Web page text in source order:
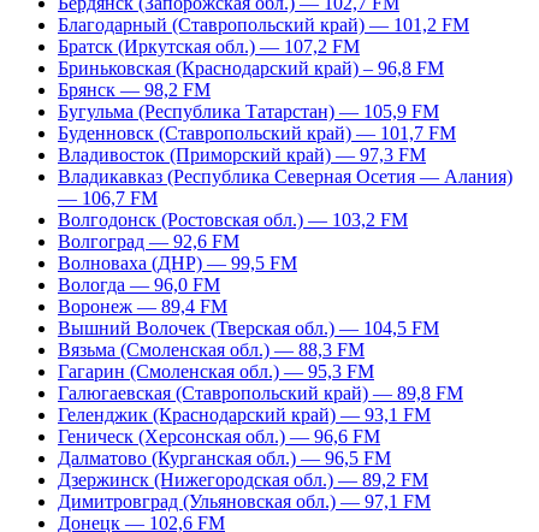
Благодарный (Ставропольский край) — 101,2 FM
Братск (Иркутская обл.) — 107,2 FM
Бриньковская (Краснодарский край) – 96,8 FM
Брянск — 98,2 FM
Бугульма (Республика Татарстан) — 105,9 FM
Буденновск (Ставропольский край) — 101,7 FM
Владивосток (Приморский край) — 97,3 FM
Владикавказ (Республика Северная Осетия — Алания)
— 106,7 FM
Волгодонск (Ростовская обл.) — 103,2 FM
Волгоград — 92,6 FM
Волноваха (ДНР) — 99,5 FM
Вологда — 96,0 FM
Воронеж — 89,4 FM
Вышний Волочек (Тверская обл.) — 104,5 FM
Вязьма (Смоленская обл.) — 88,3 FM
Гагарин (Смоленская обл.) — 95,3 FM
Галюгаевская (Ставропольский край) — 89,8 FM
Геленджик (Краснодарский край) — 93,1 FM
Геническ (Херсонская обл.) — 96,6 FM
Далматово (Курганская обл.) — 96,5 FM
Дзержинск (Нижегородская обл.) — 89,2 FM
Димитровград (Ульяновская обл.) — 97,1 FM
Донецк — 102,6 FM